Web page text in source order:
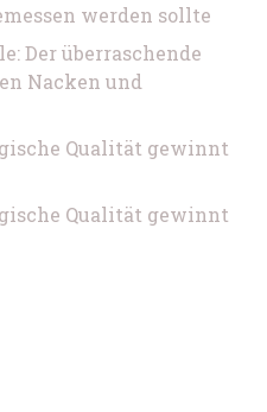
werden sollte
Der überraschende
Nacken und
Qualität gewinnt
Qualität gewinnt